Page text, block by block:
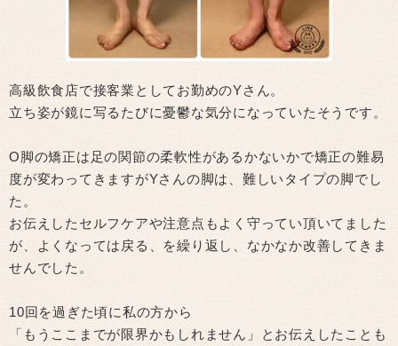
高級飲食店で接客業としてお勤めのYさん。
立ち姿が鏡に写るたびに憂鬱な気分になっていたそうです。
O脚の矯正は足の関節の柔軟性があるかないかで矯正の難易
度が変わってきますがYさんの脚は、難しいタイプの脚でし
た。
お伝えしたセルフケアや注意点もよく守ってい頂いてました
が、よくなっては戻る、を繰り返し、なかなか改善してきま
せんでした。
10回を過ぎた頃に私の方から
「もうここまでが限界かもしれません」とお伝えしたことも